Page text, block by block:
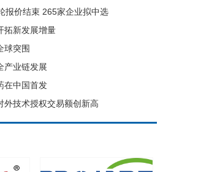
报价结束 265家企业拟中选
拓新发展增量
球突围
产业链发展
在中国首发
外技术授权交易额创新高